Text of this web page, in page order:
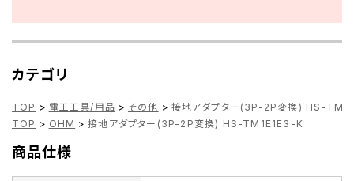
カテゴリ
TOP > 電工工具/用品 > その他 > 接地アダプター(3P-2P変換) HS-
TOP > OHM > 接地アダプター(3P-2P変換) HS-TM1E1E3-K
商品仕様